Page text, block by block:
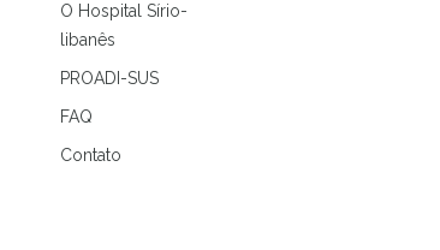
O Hospital Sírio-
libanês
PROADI-SUS
FAQ
Contato